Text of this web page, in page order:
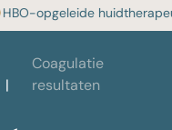
opgeleide
Coagulatie
resultaten